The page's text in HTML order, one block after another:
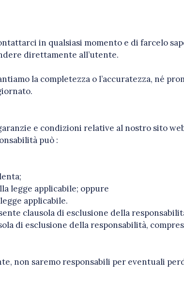
in qualsiasi momento e di farcelo
direttamente all’utente.
la completezza o l’accuratezza, né
e condizioni relative al nostro sito
può :
legge applicabile; oppure
applicabile.
clausola di esclusione della
di esclusione della responsabilità,
non saremo responsabili per eventuali